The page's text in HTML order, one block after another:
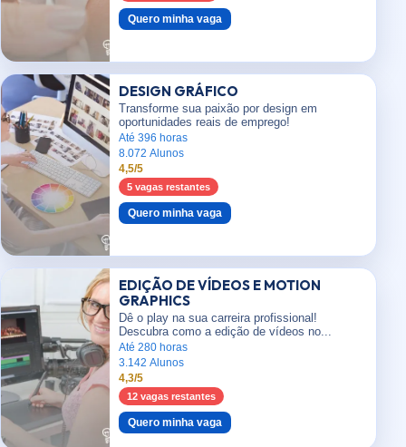
Quero minha vaga
DESIGN GRÁFICO
Transforme sua paixão por design em
oportunidades reais de emprego!
Até 396 horas
8.072 Alunos
4,5/5
5 vagas restantes
Quero minha vaga
EDIÇÃO DE VÍDEOS E MOTION
GRAPHICS
Dê o play na sua carreira profissional!
Descubra como a edição de vídeos no...
Até 280 horas
3.142 Alunos
4,3/5
12 vagas restantes
Quero minha vaga